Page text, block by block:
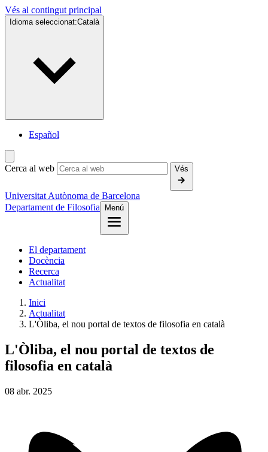
Vés al contingut principal
Idioma seleccionat:Català
Español
Cerca al web Vés
Universitat Autònoma de Barcelona
Departament de Filosofia
Menú
El departament
Docència
Recerca
Actualitat
Inici
Actualitat
L'Òliba, el nou portal de textos de filosofia en català
L'Òliba, el nou portal de textos de
filosofia en català
08 abr. 2025